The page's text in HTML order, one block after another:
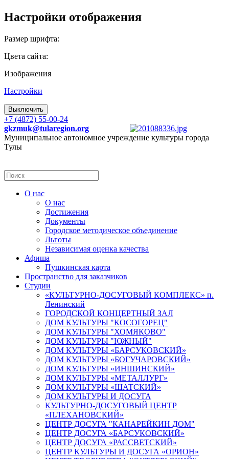
Настройки отображения
Размер шрифта:
Цвета сайта:
Изображения
Настройки
Выключить
+7 (4872) 55-00-24
gkzmuk@tularegion.org
Муниципальное автономное учреждение культуры города
Тулы
О нас
О нас
Достижения
Документы
Городское методическое объединение
Льготы
Независимая оценка качества
Афиша
Пушкинская карта
Пространство для заказчиков
Студии
«КУЛЬТУРНО-ДОСУГОВЫЙ КОМПЛЕКС» п.
Ленинский
ГОРОДСКОЙ КОНЦЕРТНЫЙ ЗАЛ
ДОМ КУЛЬТУРЫ "КОСОГОРЕЦ"
ДОМ КУЛЬТУРЫ "ХОМЯКОВО"
ДОМ КУЛЬТУРЫ "ЮЖНЫЙ"
ДОМ КУЛЬТУРЫ «БАРСУКОВСКИЙ»
ДОМ КУЛЬТУРЫ «БОГУЧАРОВСКИЙ»
ДОМ КУЛЬТУРЫ «ИНШИНСКИЙ»
ДОМ КУЛЬТУРЫ «МЕТАЛЛУРГ»
ДОМ КУЛЬТУРЫ «ШАТСКИЙ»
ДОМ КУЛЬТУРЫ И ДОСУГА
КУЛЬТУРНО-ДОСУГОВЫЙ ЦЕНТР
«ПЛЕХАНОВСКИЙ»
ЦЕНТР ДОСУГА "КАНАРЕЙКИН ДОМ"
ЦЕНТР ДОСУГА «БАРСУКОВСКИЙ»
ЦЕНТР ДОСУГА «РАССВЕТСКИЙ»
ЦЕНТР КУЛЬТУРЫ И ДОСУГА «ОРИОН»